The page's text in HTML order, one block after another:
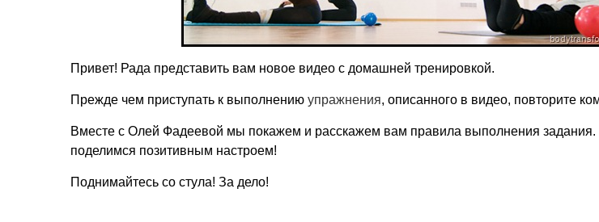
Привет! Рада представить вам новое видео с домашней тренировкой.
Прежде чем приступать к выполнению упражнения, описанного в видео, повторите
Вместе с Олей Фадеевой мы покажем и расскажем вам правила выполнения
поделимся позитивным настроем!
Поднимайтесь со стула! За дело!